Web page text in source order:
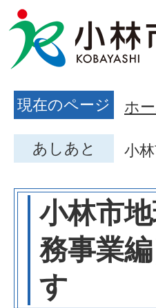
現在のページ ホ
あしあと 小
小林市
務事業
す